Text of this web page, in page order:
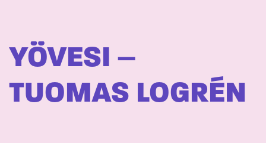
YÖVESI –
TUOMAS LOGRÉN